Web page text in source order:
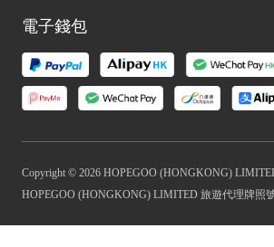
電子錢包
Copyright © 2026 HOPEGOO (HONGKONG)
HOPEGOO (HONGKONG) LIMITED 旅遊代理牌照